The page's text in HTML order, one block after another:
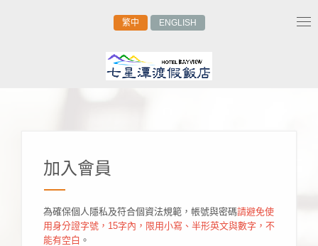
繁中 ENGLISH
加入會員
為確保個人隱私及符合個資法規範，帳號與密碼請避免使
用身分證字號，15字內，限用小寫、半形英文與數字，不
能有空白 。